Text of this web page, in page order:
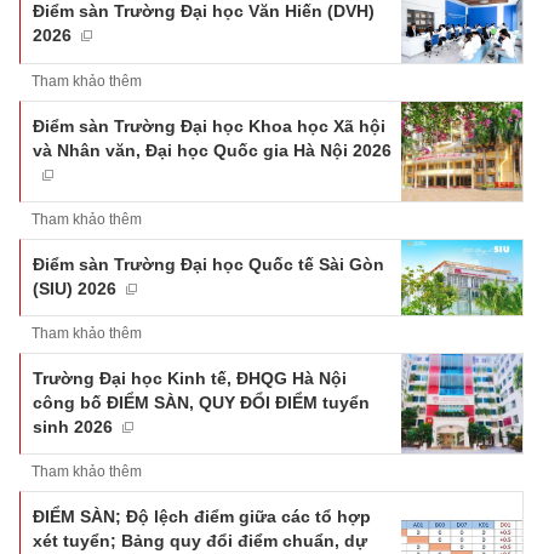
Điểm sàn Trường Đại học Văn Hiến (DVH)
2026
Tham khảo thêm
Điểm sàn Trường Đại học Khoa học Xã hội
và Nhân văn, Đại học Quốc gia Hà Nội 2026
Tham khảo thêm
Điểm sàn Trường Đại học Quốc tế Sài Gòn
(SIU) 2026
Tham khảo thêm
Trường Đại học Kinh tế, ĐHQG Hà Nội
công bố ĐIỂM SÀN, QUY ĐỔI ĐIỂM tuyển
sinh 2026
Tham khảo thêm
ĐIỂM SÀN; Độ lệch điểm giữa các tổ hợp
xét tuyển; Bảng quy đổi điểm chuẩn, dự